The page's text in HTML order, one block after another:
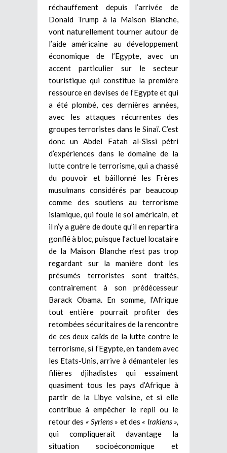
réchauffement depuis l’arrivée de
Donald Trump à la Maison Blanche,
vont naturellement tourner autour de
l’aide américaine au développement
économique de l’Egypte, avec un
accent particulier sur le secteur
touristique qui constitue la première
ressource en devises de l’Egypte et qui
a été plombé, ces dernières années,
avec les attaques récurrentes des
groupes terroristes dans le Sinaï. C’est
donc un Abdel Fatah al-Sissi pétri
d’expériences dans le domaine de la
lutte contre le terrorisme, qui a chassé
du pouvoir et bâillonné les Frères
musulmans considérés par beaucoup
comme des soutiens au terrorisme
islamique, qui foule le sol américain, et
il n’y a guère de doute qu’il en repartira
gonflé à bloc, puisque l’actuel locataire
de la Maison Blanche n’est pas trop
regardant sur la manière dont les
présumés terroristes sont traités,
contrairement à son prédécesseur
Barack Obama. En somme, l’Afrique
tout entière pourrait profiter des
retombées sécuritaires de la rencontre
de ces deux caïds de la lutte contre le
terrorisme, si l’Egypte, en tandem avec
les Etats-Unis, arrive à démanteler les
filières djihadistes qui essaiment
quasiment tous les pays d’Afrique à
partir de la Libye voisine, et si elle
contribue à empêcher le repli ou le
retour des « Syriens » et des « Irakiens »,
qui compliquerait davantage la
situation socioéconomique et